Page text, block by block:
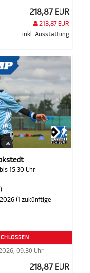
218,87 EUR
213,87 EUR
inkl. Ausstattung
15.30 Uhr
(1 zukünftige
09:30 Uhr
218,87 EUR